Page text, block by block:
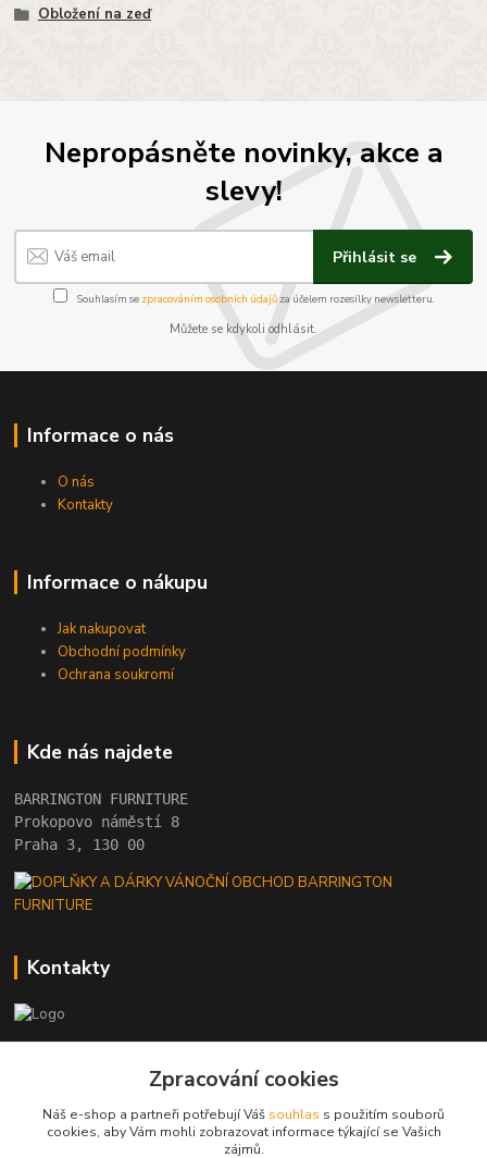
Obložení na zeď
Nepropásněte novinky, akce a
slevy!
Přihlásit se
Souhlasím se zpracováním osobních údajůza účelem rozesílky newsletteru.
Můžete se kdykoli odhlásit.
Informace o nás
O nás
Kontakty
Informace o nákupu
Jak nakupovat
Obchodní podmínky
Ochrana soukromí
Kde nás najdete
BARRINGTON FURNITURE
Prokopovo náměstí 8
Praha 3, 130 00
Kontakty
barrington@barrington.cz
Zpracování cookies
Náš e-shop a partneři potřebují Váš souhlas s použitím souborů
cookies, aby Vám mohli zobrazovat informace týkající se Vašich
zájmů.